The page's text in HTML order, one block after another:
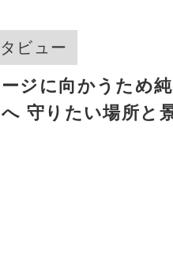
ビュー
ジに向かうため
守りたい場所と